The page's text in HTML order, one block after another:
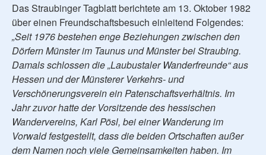
Das Straubinger Tagblatt berichtete am 13. Oktober 1982
über einen Freundschaftsbesuch einleitend Folgendes:
„Seit 1976 bestehen enge Beziehungen zwischen den
Dörfern Münster im Taunus und Münster bei Straubing.
Damals schlossen die „Laubustaler Wanderfreunde“ aus
Hessen und der Münsterer Verkehrs- und
Verschönerungsverein ein Patenschaftsverhältnis. Im
Jahr zuvor hatte der Vorsitzende des hessischen
Wandervereins, Karl Pösl, bei einer Wanderung im
Vorwald festgestellt, dass die beiden Ortschaften außer
dem Namen noch viele Gemeinsamkeiten haben. Im